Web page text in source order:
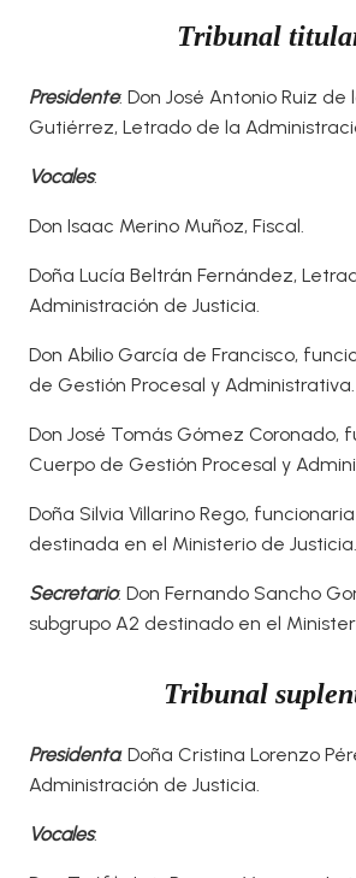
Tribunal
Presidente: Don José Antonio Ruiz de
Gutiérrez, Letrado de la
Vocales:
Don Isaac Merino Muñoz, Fiscal.
Doña Lucía Beltrán Fernández,
Administración de Justicia.
Don Abilio García de Francisco,
de Gestión Procesal y Administrativa.
Don José Tomás Gómez Coronado,
Cuerpo de Gestión Procesal y
Doña Silvia Villarino Rego,
destinada en el Ministerio de Justicia.
Secretario: Don Fernando Sancho
subgrupo A2 destinado en el
Tribunal
Presidenta: Doña Cristina Lorenzo
Administración de Justicia.
Vocales: